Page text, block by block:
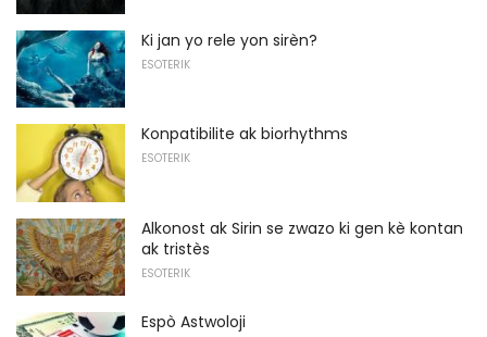
Ki jan yo rele yon sirèn?
ESOTERIK
Konpatibilite ak biorhythms
ESOTERIK
Alkonost ak Sirin se zwazo ki gen kè kontan
ak tristès
ESOTERIK
Espò Astwoloji